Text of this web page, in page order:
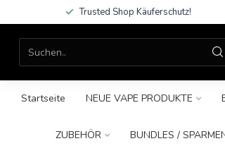
Trusted Shop Käuferschutz!
Startseite NEUE VAPE PRODUKTE
ZUBEHÖR BUNDLES /